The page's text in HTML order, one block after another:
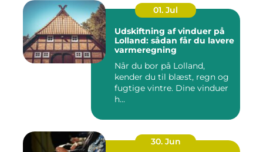
01. Jul
Udskiftning af vinduer på
Lolland: sådan får du lavere
varmeregning
Når du bor på Lolland,
kender du til blæst, regn og
fugtige vintre. Dine vinduer
h...
30. Jun